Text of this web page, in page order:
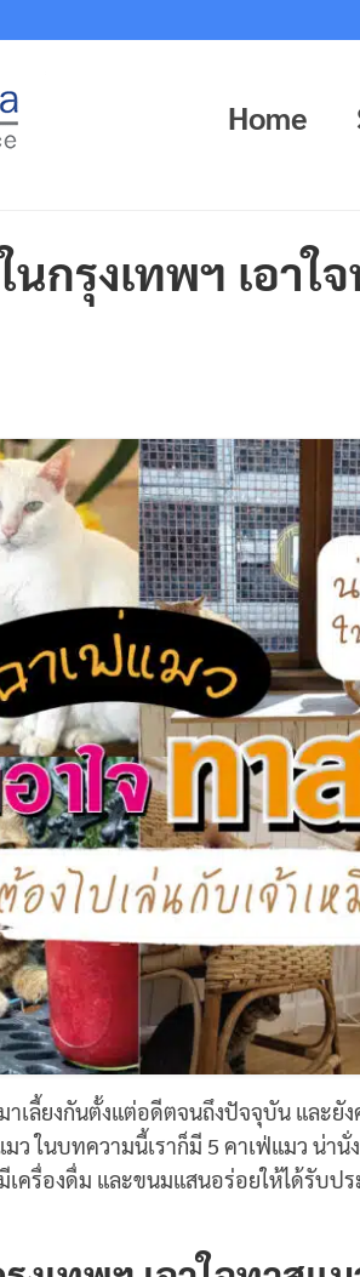
Home
กรุงเทพฯ เอาใ
เลี้ยงกันตั้งแต่อดีตจนถึงปัจจุบัน และยัง
ในบทความนี้เราก็มี 5 คาเฟ่แมว น่านั่
ครื่องดื่ม และขนมแสนอร่อยให้ได้รับ